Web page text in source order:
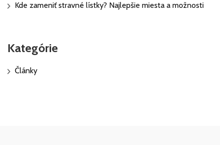
Kde zameniť stravné lístky? Najlepšie miesta a možnosti
Kategórie
Články